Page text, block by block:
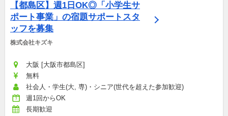
【都島区】週1日OK◎「小学生サ
ポート事業」の宿題サポートスタ
ッフを募集
株式会社キズキ
大阪 [大阪市都島区]
無料
社会人・学生(大, 専)・シニア(世代を超えた参加歓迎)
週1回からOK
長期歓迎